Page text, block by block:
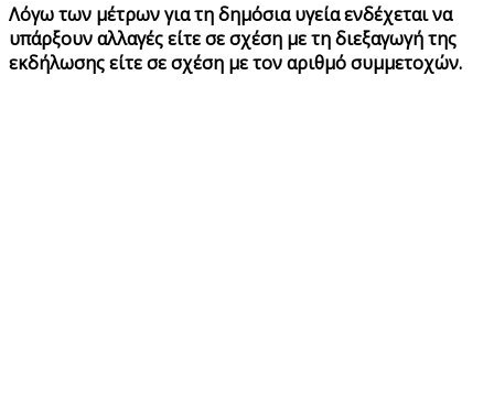
Λόγω των μέτρων για τη δημόσια υγεία ενδέχεται να
υπάρξουν αλλαγές είτε σε σχέση με τη διεξαγωγή της
εκδήλωσης είτε σε σχέση με τον αριθμό συμμετοχών.